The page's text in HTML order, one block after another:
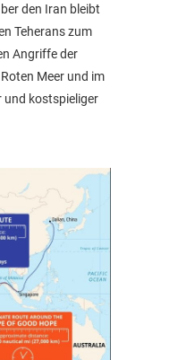
den Iran bleibt
Teherans zum
Angriffe der
Meer und im
und kostspieliger